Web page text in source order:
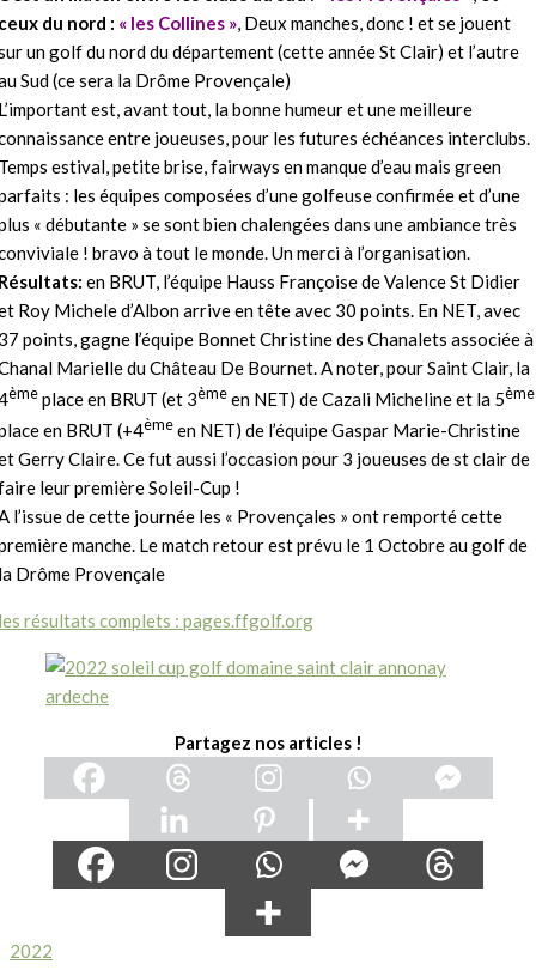
du nord : « les Collines », Deux manches, donc ! et se jouent
un golf du nord du département (cette année St Clair) et l’autre
Sud (ce sera la Drôme Provençale)
est, avant tout, la bonne humeur et une meilleure
entre joueuses, pour les futures échéances interclubs.
estival, petite brise, fairways en manque d’eau mais green
: les équipes composées d’une golfeuse confirmée et d’une
« débutante » se sont bien chalengées dans une ambiance très
! bravo à tout le monde. Un merci à l’organisation.
en BRUT, l’équipe Hauss Françoise de Valence St Didier
Roy Michele d’Albon arrive en tête avec 30 points. En NET, avec
points, gagne l’équipe Bonnet Christine des Chanalets associée à
Marielle du Château De Bournet. A noter, pour Saint Clair, la
ème place en BRUT (et 3ème en NET) de Cazali Micheline et la 5ème
en BRUT (+4ème en NET) de l’équipe Gaspar Marie-Christine
Gerry Claire. Ce fut aussi l’occasion pour 3 joueuses de st clair de
leur première Soleil-Cup !
l’issue de cette journée les « Provençales » ont remporté cette
manche. Le match retour est prévu le 1 Octobre au golf de
Drôme Provençale
résultats complets : pages.ffgolf.org
Partagez nos articles !
2022